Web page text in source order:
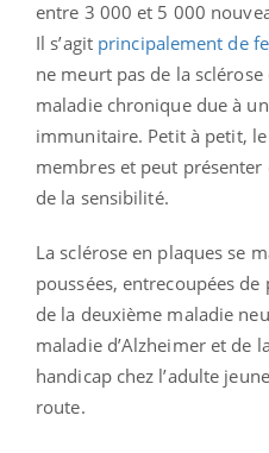
entre 3 000 et 5 000
Il s’agit principalement de
ne meurt pas de la sclérose
maladie chronique due à
immunitaire. Petit à petit, le
membres et peut
de la sensibilité.
La sclérose en plaques se
poussées, entrecoupées de
de la deuxième maladie
maladie d’Alzheimer et de
handicap chez l’adulte
route.